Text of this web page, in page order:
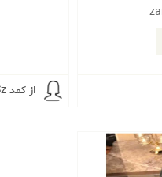
از کمد Sz